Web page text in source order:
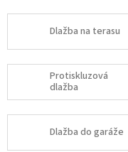
Dlažba na terasu
Protiskluzová
dlažba
Dlažba do garáže